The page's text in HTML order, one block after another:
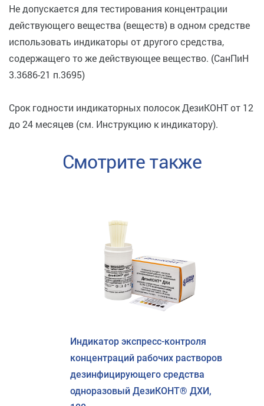
Не допускается для тестирования концентрации
действующего вещества (веществ) в одном средстве
использовать индикаторы от другого средства,
содержащего то же действующее вещество. (СанПиН
3.3686-21 п.3695)
Срок годности индикаторных полосок ДезиКОНТ от 12
до 24 месяцев (см. Инструкцию к индикатору).
Смотрите также
Индикатор экспресс-контроля
концентраций рабочих растворов
дезинфицирующего средства
одноразовый ДезиКОНТ® ДХИ,